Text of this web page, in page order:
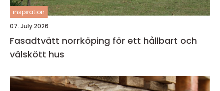
inspiration
07. July 2026
Fasadtvätt norrköping för ett hållbart och
välskött hus